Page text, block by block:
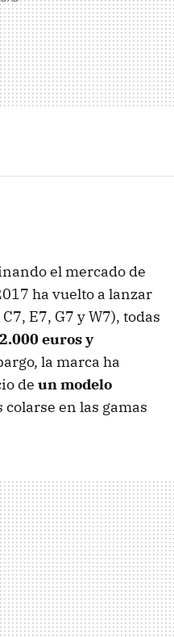
el mercado de
ha vuelto a lanzar
E7, G7 y W7), todas
euros y
la marca ha
de un modelo
en las gamas